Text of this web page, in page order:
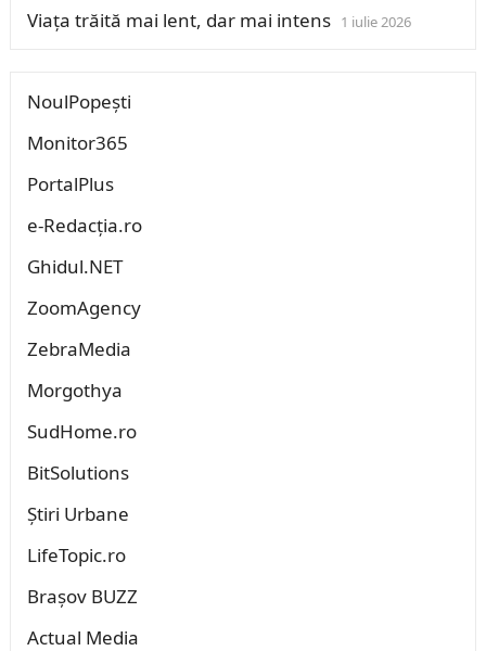
Viața trăită mai lent, dar mai intens 1 iulie 2026
NoulPopești
Monitor365
PortalPlus
e-Redacția.ro
Ghidul.NET
ZoomAgency
ZebraMedia
Morgothya
SudHome.ro
BitSolutions
Știri Urbane
LifeTopic.ro
Brașov BUZZ
Actual Media